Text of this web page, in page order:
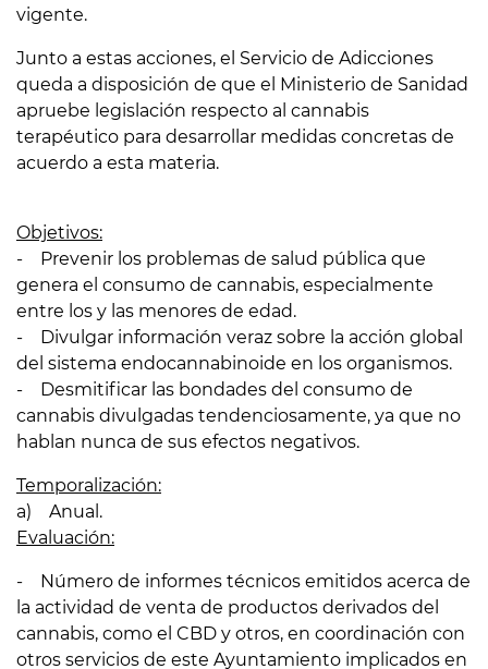
vigente.
Junto a estas acciones, el Servicio de Adicciones
queda a disposición de que el Ministerio de Sanidad
apruebe legislación respecto al cannabis
terapéutico para desarrollar medidas concretas de
acuerdo a esta materia.
Objetivos:
- Prevenir los problemas de salud pública que
genera el consumo de cannabis, especialmente
entre los y las menores de edad.
- Divulgar información veraz sobre la acción global
del sistema endocannabinoide en los organismos.
- Desmitificar las bondades del consumo de
cannabis divulgadas tendenciosamente, ya que no
hablan nunca de sus efectos negativos.
Temporalización:
a) Anual.
Evaluación:
- Número de informes técnicos emitidos acerca de
la actividad de venta de productos derivados del
cannabis, como el CBD y otros, en coordinación con
otros servicios de este Ayuntamiento implicados en